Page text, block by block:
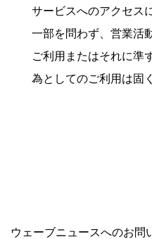
サービスへのアクセス
一部を問わず、営業活
ご利用またはそれに準
為としてのご利用は固
ウェーブニュースへのお問